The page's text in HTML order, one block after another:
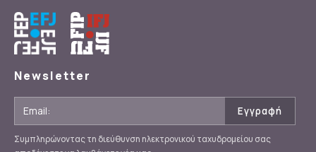
Newsletter
Συμπληρώνοντας τη διεύθυνση ηλεκτρονικού ταχυδρομείου σας